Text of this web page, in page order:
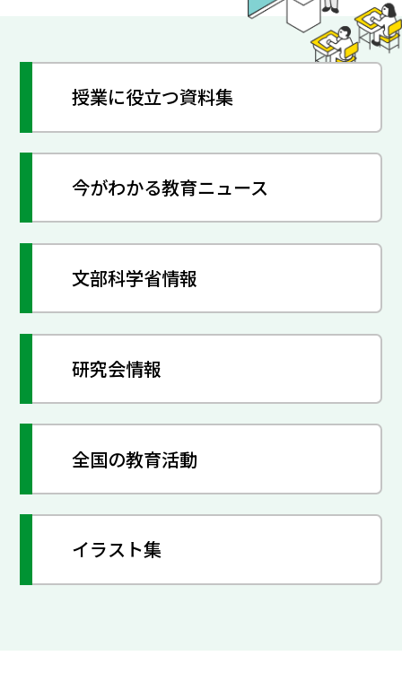
授業に役立つ資料集
今がわかる教育ニュース
文部科学省情報
研究会情報
全国の教育活動
イラスト集